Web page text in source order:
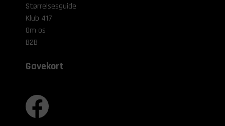
Størrelsesguide
Klub 417
Om os
B2B
Gavekort